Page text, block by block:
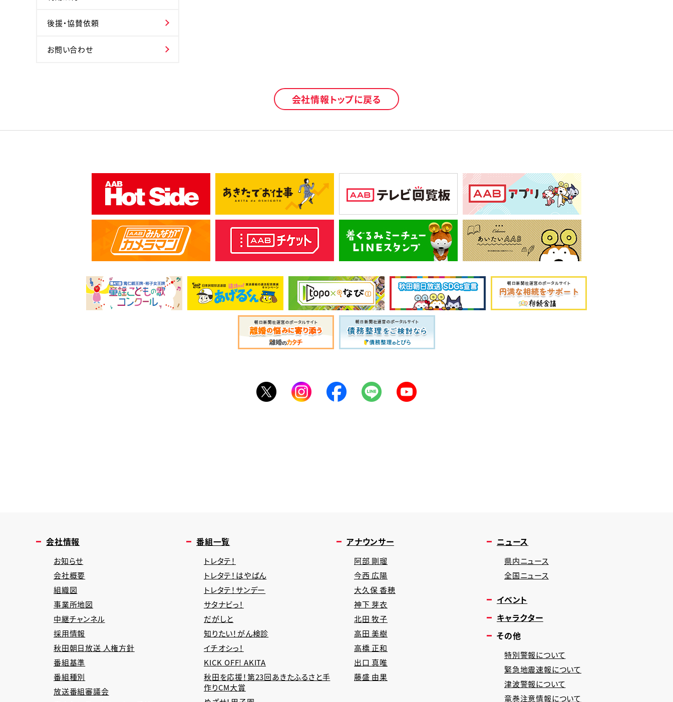
後援・協賛依頼
お問い合わせ
会社情報トップに戻る
会社情報
お知らせ
会社概要
組織図
事業所地図
中継チャンネル
採用情報
秋田朝日放送 人権方針
番組基準
番組種別
放送番組審議会
番組一覧
トレタテ！
トレタテ！はやばん
トレタテ！サンデー
サタナビっ！
だがしと
知りたい！がん検診
イチオシっ！
KICK OFF! AKITA
秋田を応援！第23回あきたふるさと手
作りCM大賞
アナウンサー
阿部 剛瑠
今西 広陽
大久保 香穂
神下 芽衣
北田 牧子
高田 美樹
高橋 正和
出口 真唯
藤盛 由果
ニュース
県内ニュース
全国ニュース
イベント
キャラクター
その他
特別警報について
緊急地震速報について
津波警報について
竜巻注意情報について